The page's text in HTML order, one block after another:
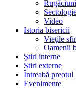
Rugăciuni
Sectologie
Video
Istoria bisericii
Vieţile
Oamenii
Ştiri interne
Știri externe
Întreabă preotul
Evenimente